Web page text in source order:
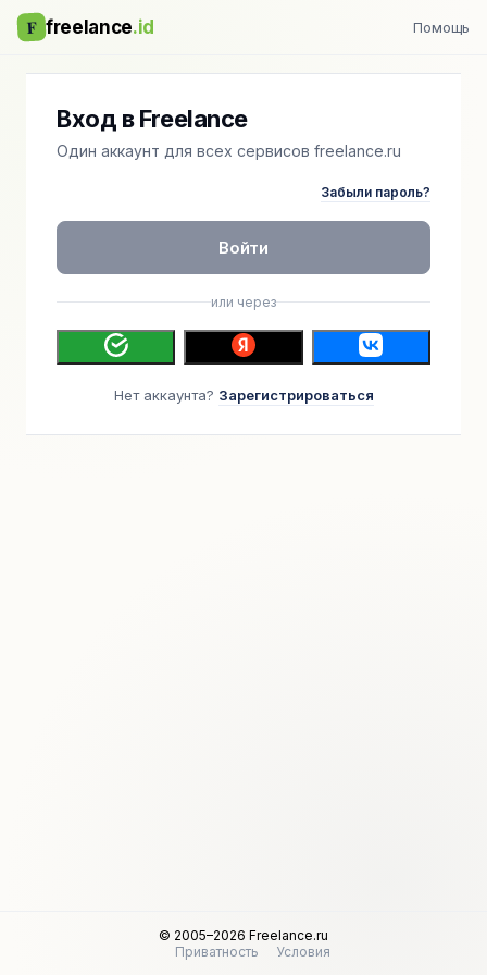
F freelance.id Помощь
Вход в Freelance
Один аккаунт для всех сервисов freelance.ru
Забыли пароль?
Войти
или через
Нет аккаунта? Зарегистрироваться
© 2005–2026 Freelance.ru
Приватность
Условия